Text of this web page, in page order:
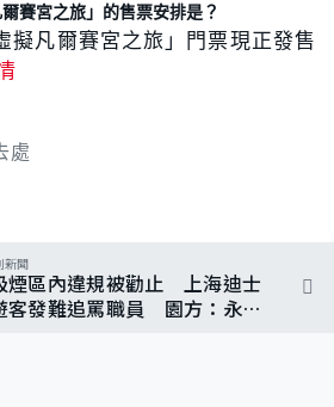
賽宮之旅」的售票安排是？
擬凡爾賽宮之旅」門票現正發售
處
新聞
煙區內違規被勸止 上海迪士
客發難追罵職員 園方：永久